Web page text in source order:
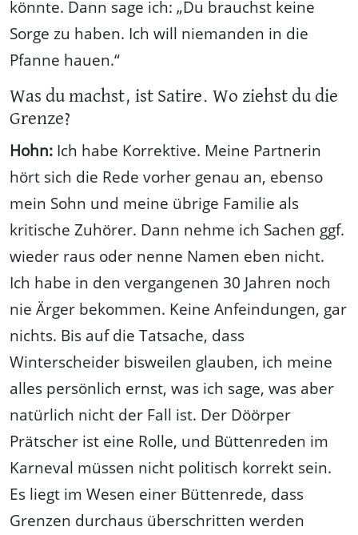
könnte. Dann sage ich: „Du brauchst keine
Sorge zu haben. Ich will niemanden in die
Pfanne hauen.“
Was du machst, ist Satire. Wo ziehst du die
Grenze?
Hohn: Ich habe Korrektive. Meine Partnerin
hört sich die Rede vorher genau an, ebenso
mein Sohn und meine übrige Familie als
kritische Zuhörer. Dann nehme ich Sachen ggf.
wieder raus oder nenne Namen eben nicht.
Ich habe in den vergangenen 30 Jahren noch
nie Ärger bekommen. Keine Anfeindungen, gar
nichts. Bis auf die Tatsache, dass
Winterscheider bisweilen glauben, ich meine
alles persönlich ernst, was ich sage, was aber
natürlich nicht der Fall ist. Der Döörper
Prätscher ist eine Rolle, und Büttenreden im
Karneval müssen nicht politisch korrekt sein.
Es liegt im Wesen einer Büttenrede, dass
Grenzen durchaus überschritten werden